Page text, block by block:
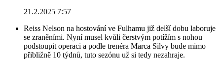
21.2.2025 7:57
Reiss Nelson na hostování ve Fulhamu již delší dobu laboruje
se zraněními. Nyní musel kvůli čerstvým potížím s nohou
podstoupit operaci a podle trenéra Marca Silvy bude mimo
přibližně 10 týdnů, tuto sezónu už si tedy nezahraje.